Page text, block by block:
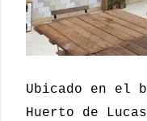
Ubicado en el
Huerto de